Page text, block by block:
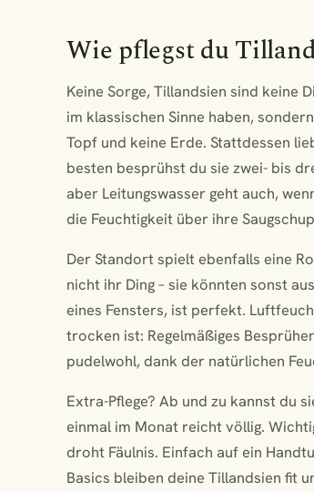
Wie pflegst du
Keine Sorge, Tillandsien sind keine
im klassischen Sinne haben,
Topf und keine Erde. Stattdessen
besten besprühst du sie zwei- bis
aber Leitungswasser geht auch,
die Feuchtigkeit über ihre
Der Standort spielt ebenfalls eine
nicht ihr Ding – sie könnten sonst
eines Fensters, ist perfekt.
trocken ist: Regelmäßiges
pudelwohl, dank der natürlichen
Extra-Pflege? Ab und zu kannst du
einmal im Monat reicht völlig.
droht Fäulnis. Einfach auf ein
Basics bleiben deine Tillandsien fit